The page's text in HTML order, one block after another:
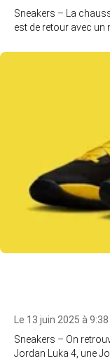
Sneakers – La
est de retour avec un
Le 13 juin 2025 à 9:38
Sneakers – On
Jordan Luka 4, une